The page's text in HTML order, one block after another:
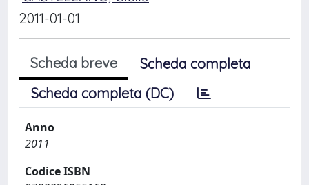
2011-01-01
Scheda breve
Scheda completa
Scheda completa (DC)
Anno
2011
Codice ISBN